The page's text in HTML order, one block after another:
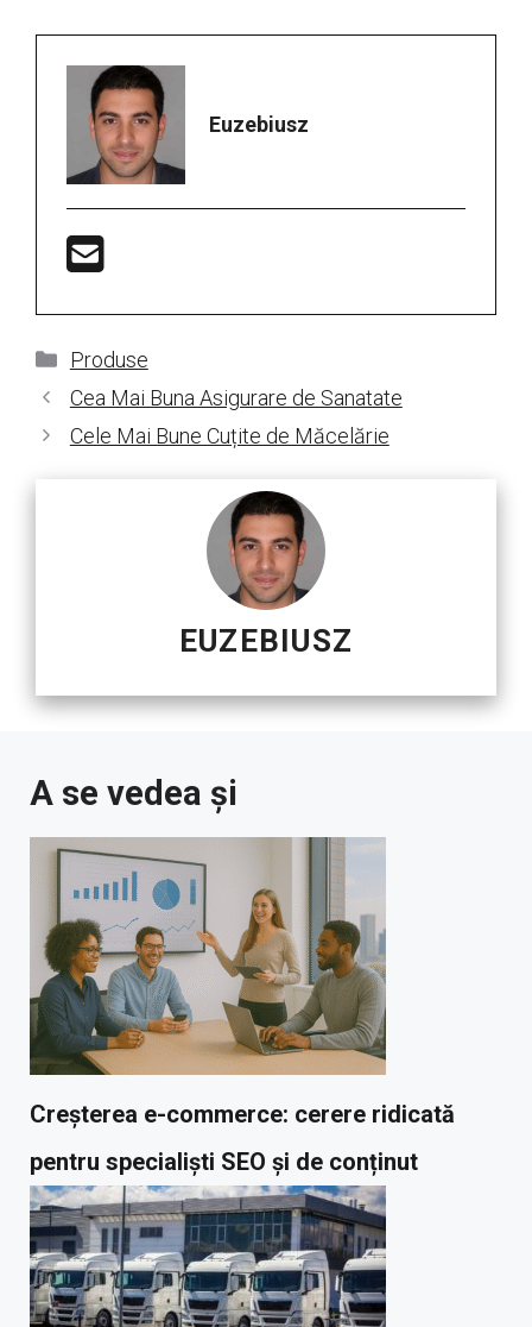
Euzebiusz
Categorii
Produse
Cea Mai Buna Asigurare de Sanatate
Cele Mai Bune Cuțite de Măcelărie
EUZEBIUSZ
A se vedea și
Creșterea e-commerce: cerere ridicată
pentru specialiști SEO și de conținut